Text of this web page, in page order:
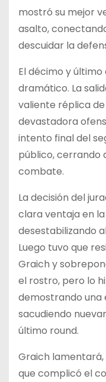
mostró su mejor
asalto,
descuidar la
El décimo y
dramático. La
valiente réplica
devastadora
intento final del
público, cerrando
combate.
La decisión del
clara ventaja en
desestabilizando
Luego tuvo que
Graich y
el rostro, pero lo
demostrando una
sacudiendo
último round.
Graich lamentará,
que complicó el